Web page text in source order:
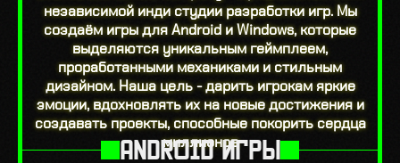
независимой инди студии разработки игр. Мы
создаём игры для Android и Windows, которые
выделяются уникальным геймплеем,
проработанными механиками и стильным
дизайном. Наша цель - дарить игрокам яркие
эмоции, вдохновлять их на новые достижения и
создавать проекты, способные покорить сердца
миллионов
ANDROID ИГРЫ